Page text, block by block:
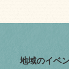
地域のイベ